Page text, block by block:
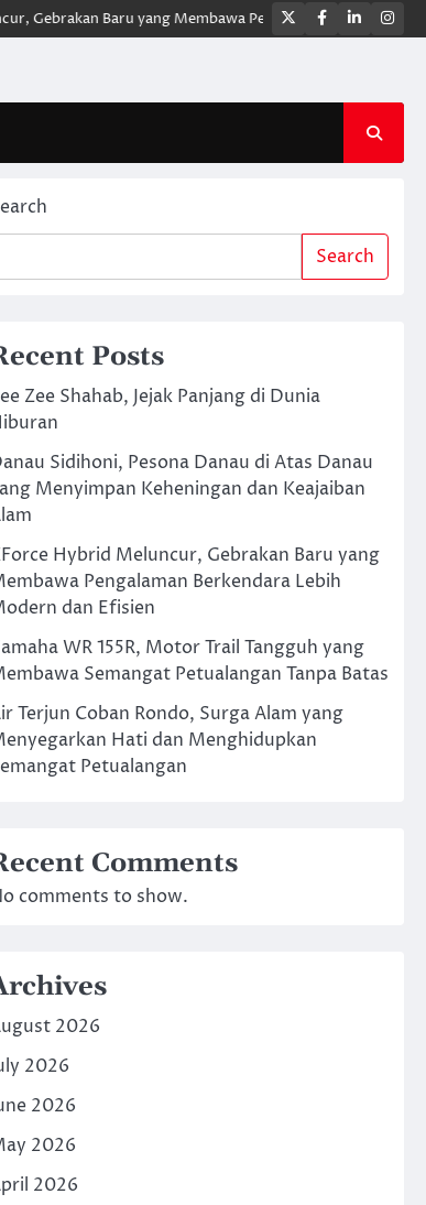
Baru yang Membawa Pengalaman Berkendara Lebih
Twitter
Facebook
LinkedIn
Search
Posts
Zee Shahab, Jejak Panjang di Dunia
Sidihoni, Pesona Danau di Atas Danau
Menyimpan Keheningan dan Keajaiban
Hybrid Meluncur, Gebrakan Baru yang
Pengalaman Berkendara Lebih
dan Efisien
WR 155R, Motor Trail Tangguh yang
Semangat Petualangan Tanpa Batas
Terjun Coban Rondo, Surga Alam yang
Hati dan Menghidupkan
Petualangan
Comments
comments to show.
2026
2026
2026
2026
2026